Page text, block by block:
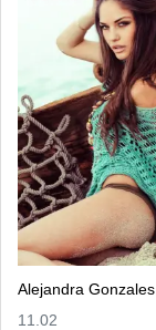
Alejandra Gonzales
등록일
11.02